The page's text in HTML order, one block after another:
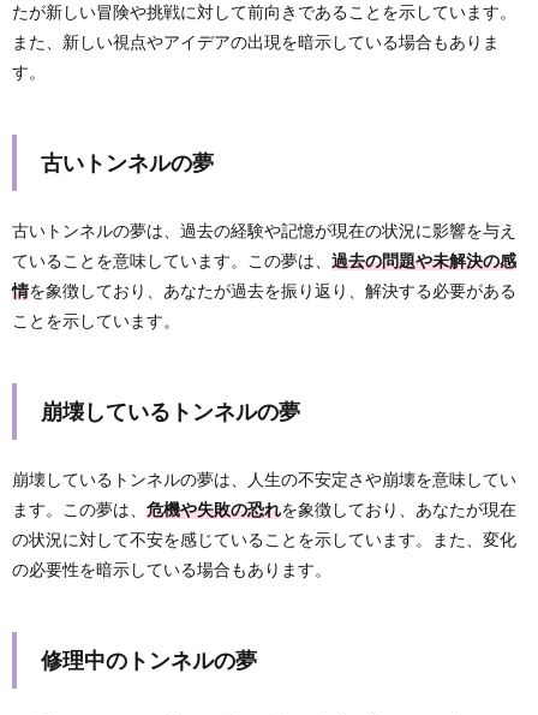
たが新しい冒険や挑戦に対して前向きであることを示しています。
また、新しい視点やアイデアの出現を暗示している場合もありま
す。
古いトンネルの夢
古いトンネルの夢は、過去の経験や記憶が現在の状況に影響を与え
ていることを意味しています。この夢は、 過去の問題や未解決の感
情を象徴しており、あなたが過去を振り返り、解決する必要がある
ことを示しています。
崩壊しているトンネルの夢
崩壊しているトンネルの夢は、人生の不安定さや崩壊を意味してい
ます。この夢は、 危機や失敗の恐れを象徴しており、あなたが現在
の状況に対して不安を感じていることを示しています。また、変化
の必要性を暗示している場合もあります。
修理中のトンネルの夢